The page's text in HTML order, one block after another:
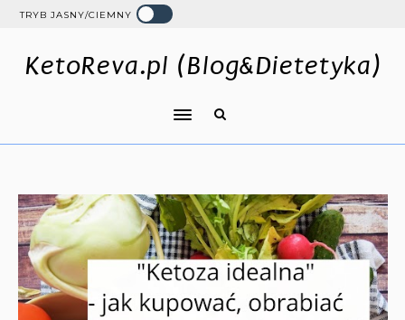
TRYB JASNY/CIEMNY
KetoReva.pl (Blog&Dietetyka)